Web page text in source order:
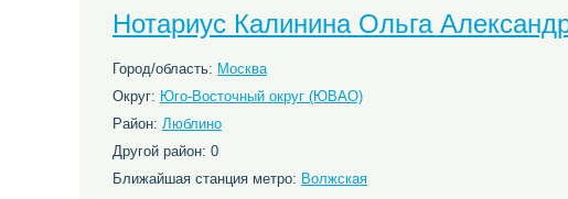
Нотариус Калинина Ольга
Город/область: Москва
Округ: Юго-Восточный округ (ЮВАО)
Район: Люблино
Другой район: 0
Ближайшая станция метро: Волжская